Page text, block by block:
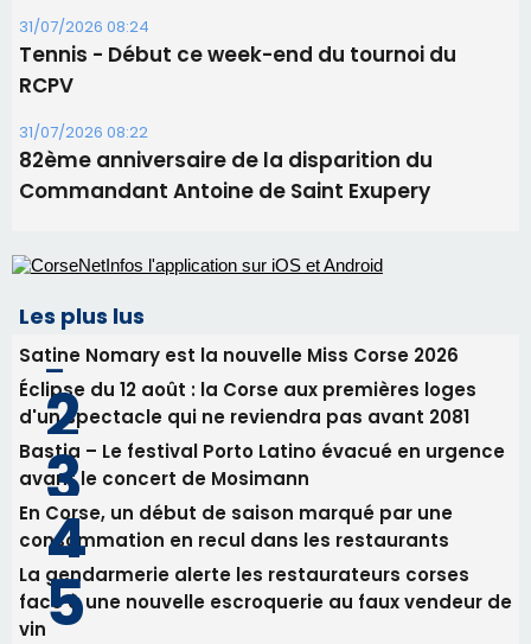
31/07/2026 08:24
Tennis - Début ce week-end du tournoi du
RCPV
31/07/2026 08:22
82ème anniversaire de la disparition du
Commandant Antoine de Saint Exupery
Les plus lus
Satine Nomary est la nouvelle Miss Corse 2026
Éclipse du 12 août : la Corse aux premières loges
d'un spectacle qui ne reviendra pas avant 2081
Bastia – Le festival Porto Latino évacué en urgence
avant le concert de Mosimann
En Corse, un début de saison marqué par une
consommation en recul dans les restaurants
La gendarmerie alerte les restaurateurs corses
face à une nouvelle escroquerie au faux vendeur de
vin